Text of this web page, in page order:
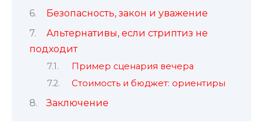
Безопасность, закон и уважение
Альтернативы, если стриптиз не
подходит
Пример сценария вечера
Стоимость и бюджет: ориентиры
Заключение